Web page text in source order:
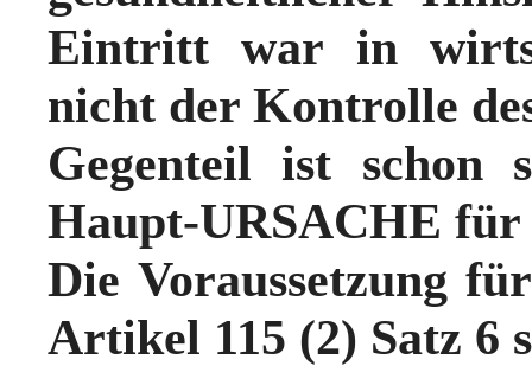
Eintritt war in
nicht der Kontrolle
Gegenteil ist
Haupt-URSACHE für
Die Voraussetzung
Artikel 115 (2) Satz 6